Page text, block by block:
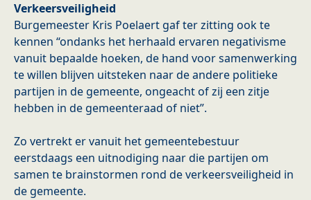
Verkeersveiligheid
Burgemeester Kris Poelaert gaf ter zitting ook te
kennen “ondanks het herhaald ervaren negativisme
vanuit bepaalde hoeken, de hand voor samenwerking
te willen blijven uitsteken naar de andere politieke
partijen in de gemeente, ongeacht of zij een zitje
hebben in de gemeenteraad of niet”.
Zo vertrekt er vanuit het gemeentebestuur
eerstdaags een uitnodiging naar die partijen om
samen te brainstormen rond de verkeersveiligheid in
de gemeente.